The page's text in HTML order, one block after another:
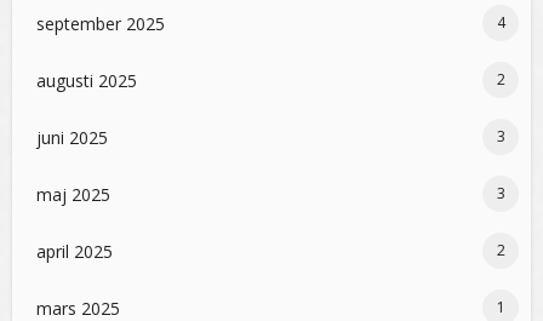
september 2025 4
augusti 2025 2
juni 2025 3
maj 2025 3
april 2025 2
mars 2025 1